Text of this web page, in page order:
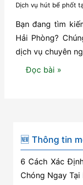
Dịch vụ hút bể phốt
Bạn đang tìm
Hải Phòng?
dịch vụ chuyên
Dịch
tại
Hải
Phòng
–
Đọc bài »
🆕 Thông tin
6 Cách Xác
Chóng Ngay Tại